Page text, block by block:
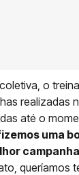
o
realizadas
até o
uma
queríamos